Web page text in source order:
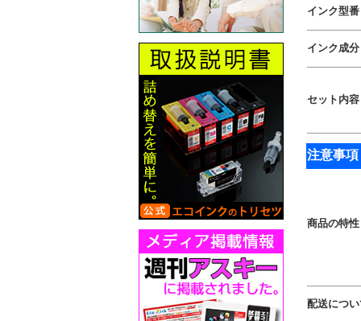
インク型番
インク成分
セット内容
注意事項
商品の特性
配送につ